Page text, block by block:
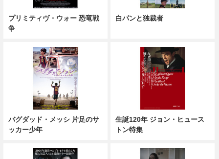
プリミティヴ・ウォー 恐竜戦
争
白パンと独裁者
バグダッド・メッシ 片足のサ
ッカー少年
生誕120年 ジョン・ヒュース
トン特集